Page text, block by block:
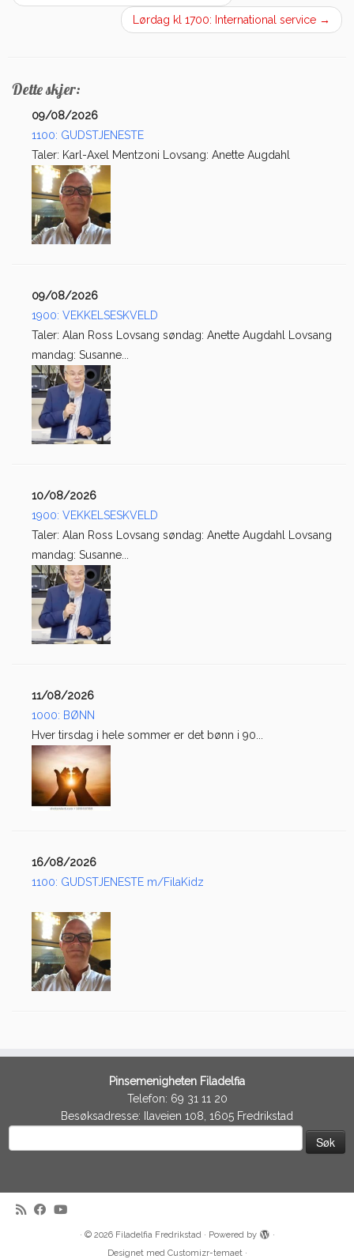
Lørdag kl 1700: International service →
Dette skjer:
09/08/2026
1100: GUDSTJENESTE
Taler: Karl-Axel Mentzoni Lovsang: Anette Augdahl
09/08/2026
1900: VEKKELSESKVELD
Taler: Alan Ross Lovsang søndag: Anette Augdahl Lovsang
mandag: Susanne...
10/08/2026
1900: VEKKELSESKVELD
Taler: Alan Ross Lovsang søndag: Anette Augdahl Lovsang
mandag: Susanne...
11/08/2026
1000: BØNN
Hver tirsdag i hele sommer er det bønn i 90...
16/08/2026
1100: GUDSTJENESTE m/FilaKidz
Pinsemenigheten Filadelfia
Telefon: 69 31 11 20
Besøksadresse: Ilaveien 108, 1605 Fredrikstad
etter:
· © 2026 Filadelfia Fredrikstad · Powered by
·
Designet med Customizr-temaet·